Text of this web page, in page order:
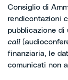
Consiglio di
rendicontazioni
pubblicazione di
call
finanziaria, le
comunicati non